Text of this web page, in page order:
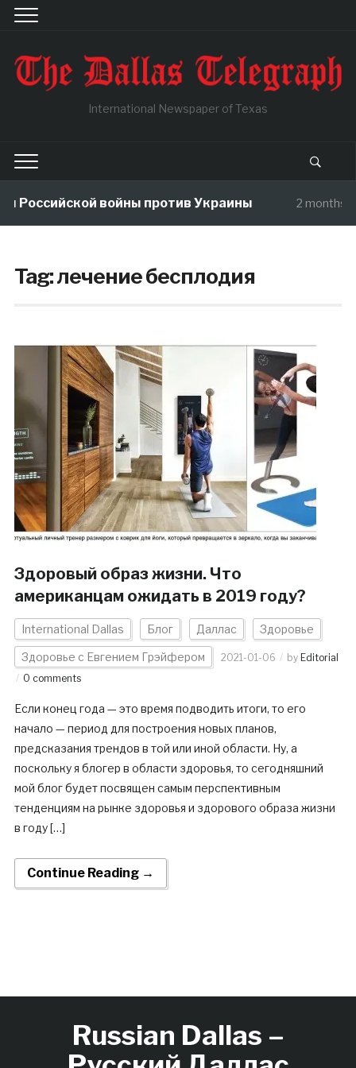
International Newspaper of Texas
Российской войны против Украины 2 months
Tag:лечение бесплодия
Здоровый образ жизни. Что
американцам ожидать в 2019 году?
International Dallas Блог Даллас Здоровье
Здоровье с Евгением Грэйфером 2021-01-06 by Editorial
0 comments
Если конец года — это время подводить итоги, то его
начало — период для построения новых планов,
предсказания трендов в той или иной области. Ну, а
поскольку я блогер в области здоровья, то сегодняшний
мой блог будет посвящен самым перспективным
тенденциям на рынке здоровья и здорового образа жизни
в году […]
Continue Reading →
Russian Dallas –